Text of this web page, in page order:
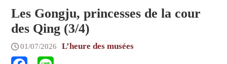
Les Gongju, princesses de la cour
des Qing (3/4)
01/07/2026 L’heure des musées